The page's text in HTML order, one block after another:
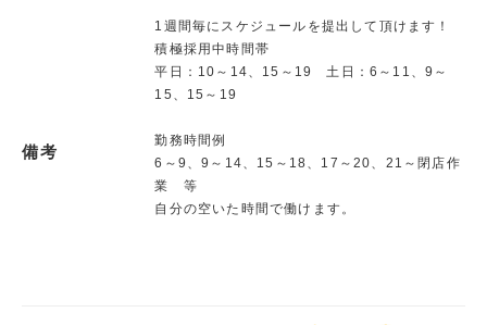
備考
1週間毎にスケジュールを提出して頂けます！
積極採用中時間帯
平日：10～14、15～19 土日：6～11、9～
15、15～19
勤務時間例
6～9、9～14、15～18、17～20、21～閉店作
業 等
自分の空いた時間で働けます。